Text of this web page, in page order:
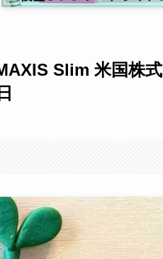
Slim 米国株式